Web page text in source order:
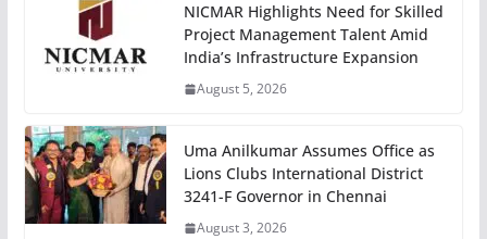
NICMAR Highlights Need for Skilled
Project Management Talent Amid
India’s Infrastructure Expansion
August 5, 2026
Uma Anilkumar Assumes Office as
Lions Clubs International District
3241-F Governor in Chennai
August 3, 2026